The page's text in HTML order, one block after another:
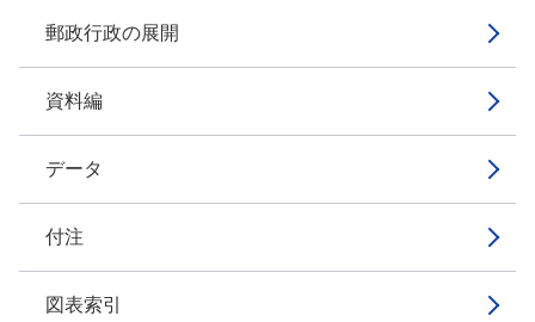
郵政行政の展開
資料編
データ
付注
図表索引